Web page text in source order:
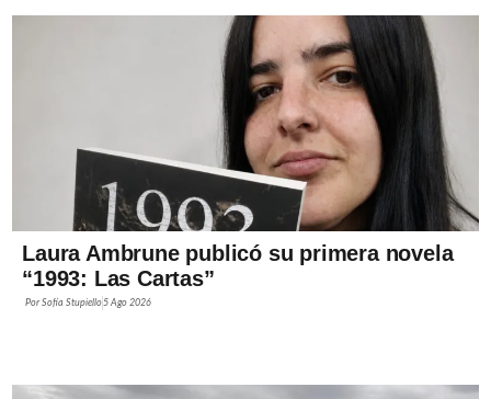
Laura Ambrune publicó su primera novela
“1993: Las Cartas”
PorSofía Stupiello5 Ago 2026